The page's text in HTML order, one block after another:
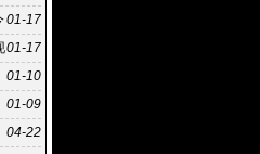
01-17
01-17
01-10
01-09
04-22